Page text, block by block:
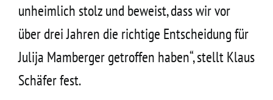
unheimlich stolz und beweist, dass wir vor
über drei Jahren die richtige Entscheidung für
Julija Mamberger getroffen haben“, stellt Klaus
Schäfer fest.